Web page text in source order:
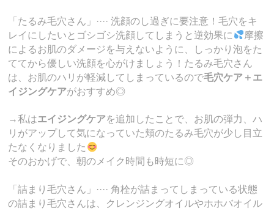
「たるみ毛穴さん」···· 洗顔のし過ぎに要注意！毛穴をキ
レイにしたいとゴシゴシ洗顔してしまうと逆効果に
摩擦
によるお肌のダメージを与えないように、しっかり泡をた
ててから優しい洗顔を心がけましょう！たるみ毛穴さん
は、お肌のハリが軽減してしまっているので毛穴ケア＋エ
イジングケアがおすすめ◎
→私はエイジングケアを追加したことで、お肌の弾力、ハ
リがアップして気になっていた頬のたるみ毛穴が少し目立
たなくなりました
そのおかげで、朝のメイク時間も時短に◎
「詰まり毛穴さん」···· 角栓が詰まってしまっている状態
の詰まり毛穴さんは、クレンジングオイルやホホバオイル